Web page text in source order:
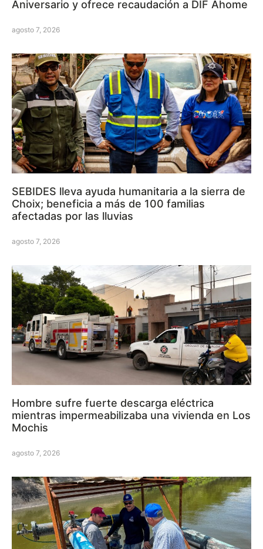
Aniversario y ofrece recaudación a DIF Ahome
agosto 7, 2026
SEBIDES lleva ayuda humanitaria a la sierra de
Choix; beneficia a más de 100 familias
afectadas por las lluvias
agosto 7, 2026
Hombre sufre fuerte descarga eléctrica
mientras impermeabilizaba una vivienda en Los
Mochis
agosto 7, 2026